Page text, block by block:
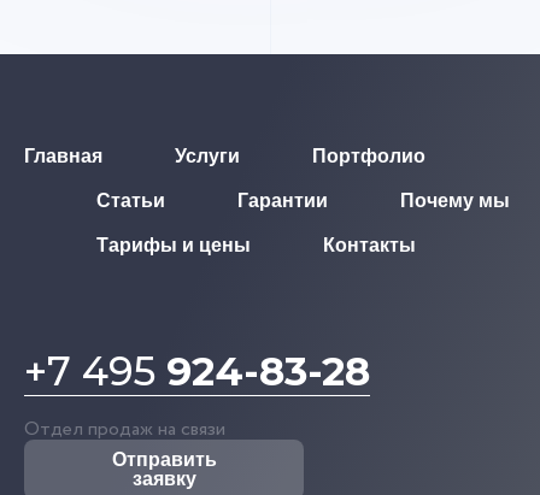
Главная Услуги Портфолио
Статьи Гарантии Почему мы
Тарифы и цены Контакты
+7 495 924-83-28
Отдел продаж на связи
Отправить
заявку